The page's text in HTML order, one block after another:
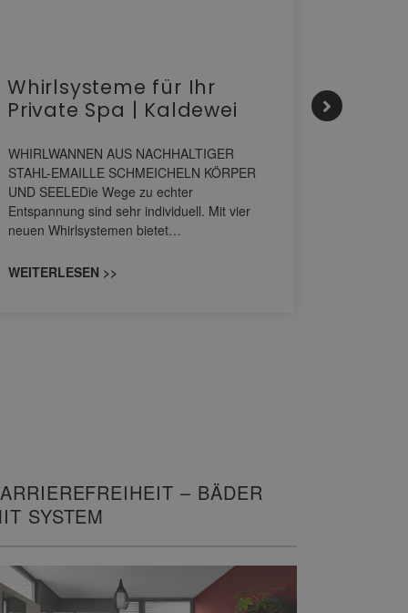
Whirlsysteme für Ihr
Private Spa | Kaldewei
WHIRLWANNEN AUS NACHHALTIGER
STAHL-EMAILLE SCHMEICHELN KÖRPER
UND SEELEDie Wege zu echter
Entspannung sind sehr individuell. Mit vier
neuen Whirlsystemen bietet…
WEITERLESEN >>
– BÄDER
SYSTEM